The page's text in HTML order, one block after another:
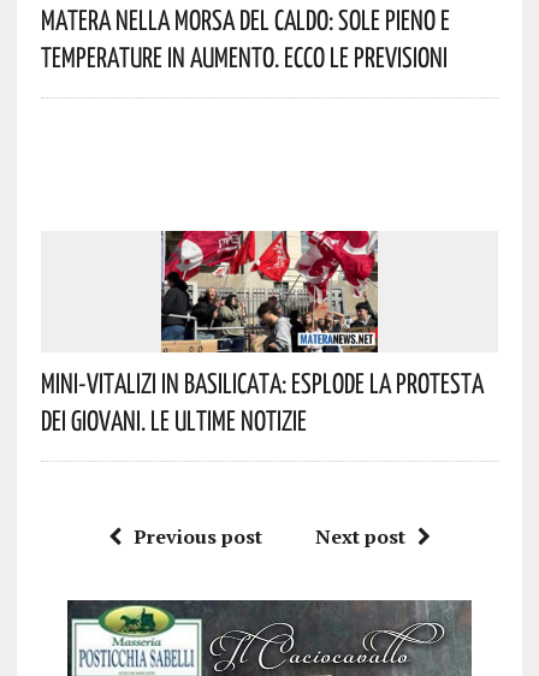
Matera Nella Morsa Del Caldo: Sole Pieno E
Temperature In Aumento. Ecco Le Previsioni
Mini-Vitalizi In Basilicata: Esplode La Protesta
Dei Giovani. Le Ultime Notizie
Previous post Next post